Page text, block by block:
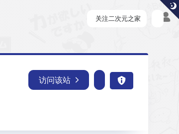
关注二次元之家
访问该站